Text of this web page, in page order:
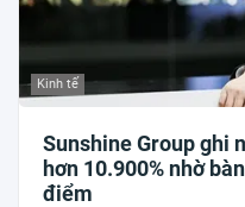
Kinh tế
Sunshine Group ghi
hơn 10.900% nhờ
điểm